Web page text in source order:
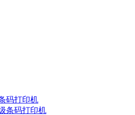
码打印机
条码打印机